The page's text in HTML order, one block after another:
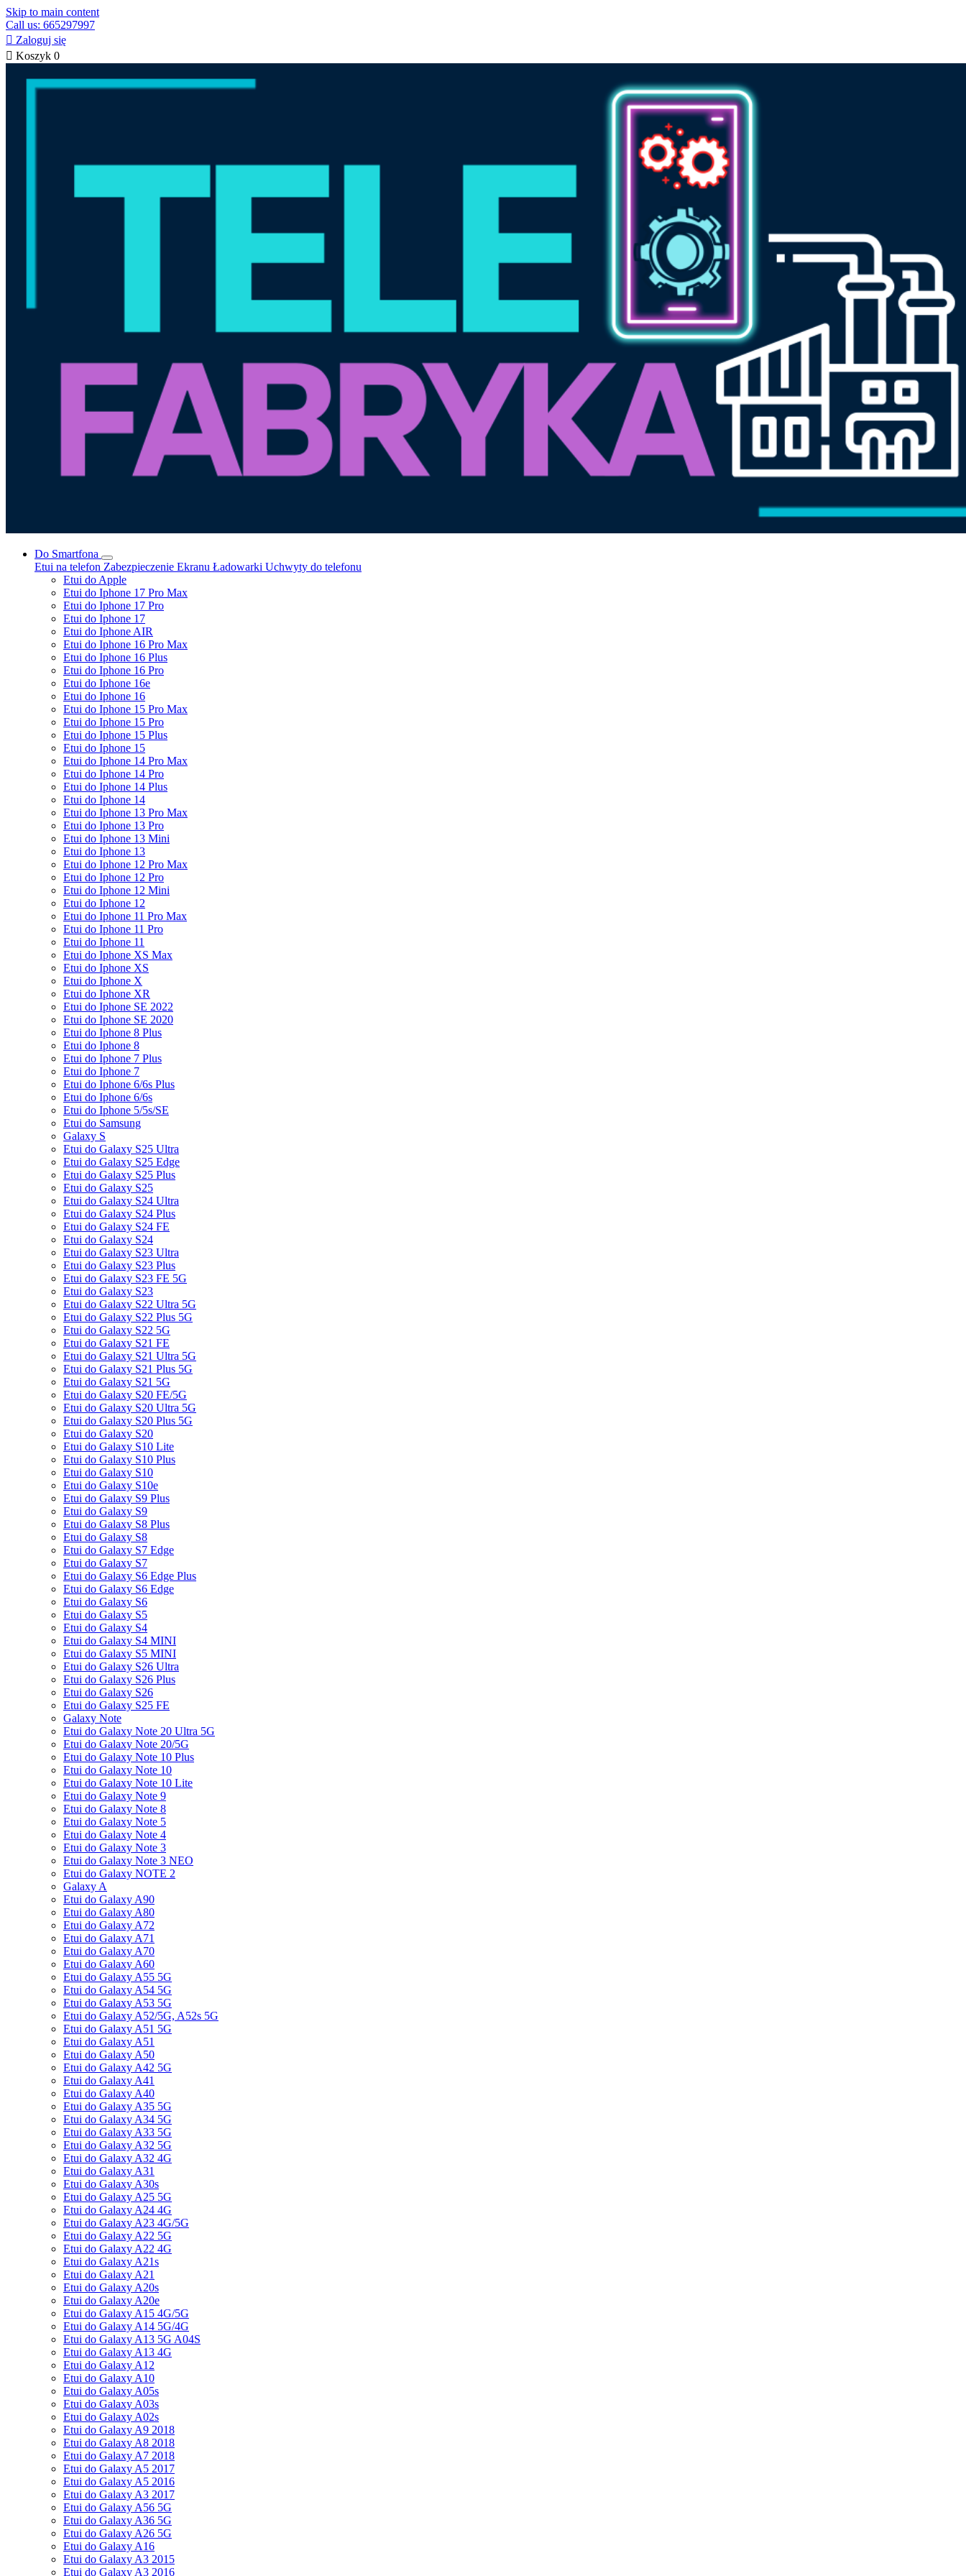
Skip to main content
Call us: 665297997
 Zaloguj się
 Koszyk 0
Do Smartfona
Etui na telefon Zabezpieczenie Ekranu Ładowarki Uchwyty do telefonu
Etui do Apple
Etui do Iphone 17 Pro Max
Etui do Iphone 17 Pro
Etui do Iphone 17
Etui do Iphone AIR
Etui do Iphone 16 Pro Max
Etui do Iphone 16 Plus
Etui do Iphone 16 Pro
Etui do Iphone 16e
Etui do Iphone 16
Etui do Iphone 15 Pro Max
Etui do Iphone 15 Pro
Etui do Iphone 15 Plus
Etui do Iphone 15
Etui do Iphone 14 Pro Max
Etui do Iphone 14 Pro
Etui do Iphone 14 Plus
Etui do Iphone 14
Etui do Iphone 13 Pro Max
Etui do Iphone 13 Pro
Etui do Iphone 13 Mini
Etui do Iphone 13
Etui do Iphone 12 Pro Max
Etui do Iphone 12 Pro
Etui do Iphone 12 Mini
Etui do Iphone 12
Etui do Iphone 11 Pro Max
Etui do Iphone 11 Pro
Etui do Iphone 11
Etui do Iphone XS Max
Etui do Iphone XS
Etui do Iphone X
Etui do Iphone XR
Etui do Iphone SE 2022
Etui do Iphone SE 2020
Etui do Iphone 8 Plus
Etui do Iphone 8
Etui do Iphone 7 Plus
Etui do Iphone 7
Etui do Iphone 6/6s Plus
Etui do Iphone 6/6s
Etui do Iphone 5/5s/SE
Etui do Samsung
Galaxy S
Etui do Galaxy S25 Ultra
Etui do Galaxy S25 Edge
Etui do Galaxy S25 Plus
Etui do Galaxy S25
Etui do Galaxy S24 Ultra
Etui do Galaxy S24 Plus
Etui do Galaxy S24 FE
Etui do Galaxy S24
Etui do Galaxy S23 Ultra
Etui do Galaxy S23 Plus
Etui do Galaxy S23 FE 5G
Etui do Galaxy S23
Etui do Galaxy S22 Ultra 5G
Etui do Galaxy S22 Plus 5G
Etui do Galaxy S22 5G
Etui do Galaxy S21 FE
Etui do Galaxy S21 Ultra 5G
Etui do Galaxy S21 Plus 5G
Etui do Galaxy S21 5G
Etui do Galaxy S20 FE/5G
Etui do Galaxy S20 Ultra 5G
Etui do Galaxy S20 Plus 5G
Etui do Galaxy S20
Etui do Galaxy S10 Lite
Etui do Galaxy S10 Plus
Etui do Galaxy S10
Etui do Galaxy S10e
Etui do Galaxy S9 Plus
Etui do Galaxy S9
Etui do Galaxy S8 Plus
Etui do Galaxy S8
Etui do Galaxy S7 Edge
Etui do Galaxy S7
Etui do Galaxy S6 Edge Plus
Etui do Galaxy S6 Edge
Etui do Galaxy S6
Etui do Galaxy S5
Etui do Galaxy S4
Etui do Galaxy S4 MINI
Etui do Galaxy S5 MINI
Etui do Galaxy S26 Ultra
Etui do Galaxy S26 Plus
Etui do Galaxy S26
Etui do Galaxy S25 FE
Galaxy Note
Etui do Galaxy Note 20 Ultra 5G
Etui do Galaxy Note 20/5G
Etui do Galaxy Note 10 Plus
Etui do Galaxy Note 10
Etui do Galaxy Note 10 Lite
Etui do Galaxy Note 9
Etui do Galaxy Note 8
Etui do Galaxy Note 5
Etui do Galaxy Note 4
Etui do Galaxy Note 3
Etui do Galaxy Note 3 NEO
Etui do Galaxy NOTE 2
Galaxy A
Etui do Galaxy A90
Etui do Galaxy A80
Etui do Galaxy A72
Etui do Galaxy A71
Etui do Galaxy A70
Etui do Galaxy A60
Etui do Galaxy A55 5G
Etui do Galaxy A54 5G
Etui do Galaxy A53 5G
Etui do Galaxy A52/5G, A52s 5G
Etui do Galaxy A51 5G
Etui do Galaxy A51
Etui do Galaxy A50
Etui do Galaxy A42 5G
Etui do Galaxy A41
Etui do Galaxy A40
Etui do Galaxy A35 5G
Etui do Galaxy A34 5G
Etui do Galaxy A33 5G
Etui do Galaxy A32 5G
Etui do Galaxy A32 4G
Etui do Galaxy A31
Etui do Galaxy A30s
Etui do Galaxy A25 5G
Etui do Galaxy A24 4G
Etui do Galaxy A23 4G/5G
Etui do Galaxy A22 5G
Etui do Galaxy A22 4G
Etui do Galaxy A21s
Etui do Galaxy A21
Etui do Galaxy A20s
Etui do Galaxy A20e
Etui do Galaxy A15 4G/5G
Etui do Galaxy A14 5G/4G
Etui do Galaxy A13 5G A04S
Etui do Galaxy A13 4G
Etui do Galaxy A12
Etui do Galaxy A10
Etui do Galaxy A05s
Etui do Galaxy A03s
Etui do Galaxy A02s
Etui do Galaxy A9 2018
Etui do Galaxy A8 2018
Etui do Galaxy A7 2018
Etui do Galaxy A5 2017
Etui do Galaxy A5 2016
Etui do Galaxy A3 2017
Etui do Galaxy A56 5G
Etui do Galaxy A36 5G
Etui do Galaxy A26 5G
Etui do Galaxy A16
Etui do Galaxy A3 2015
Etui do Galaxy A3 2016